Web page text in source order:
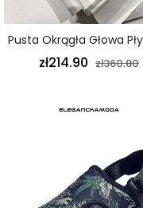
zł214.90 zł360.80